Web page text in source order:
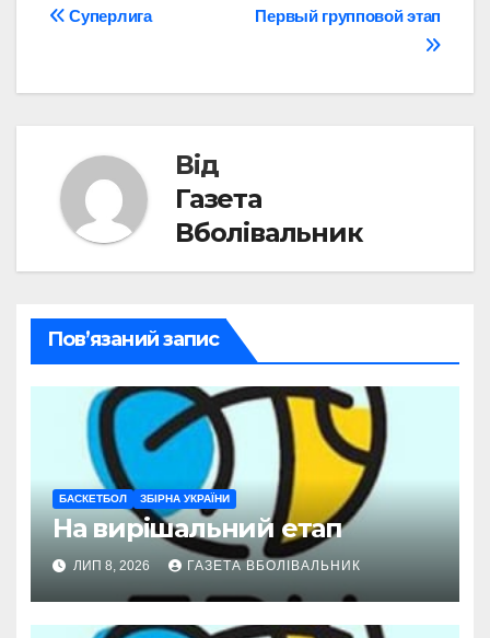
Навігація
Первый групповой этап
Суперлига
Від
Газета
Вболівальник
Пов’язаний запис
БАСКЕТБОЛ ЗБІРНА УКРАЇНИ
На вирішальний етап
ЛИП 8, 2026 ГАЗЕТА ВБОЛІВАЛЬНИК